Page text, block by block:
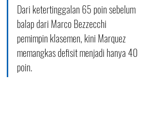
Dari ketertinggalan 65 poin sebelum
balap dari Marco Bezzecchi
pemimpin klasemen, kini Marquez
memangkas defisit menjadi hanya 40
poin.